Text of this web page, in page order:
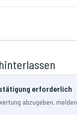
erforderlich
abzugeben,